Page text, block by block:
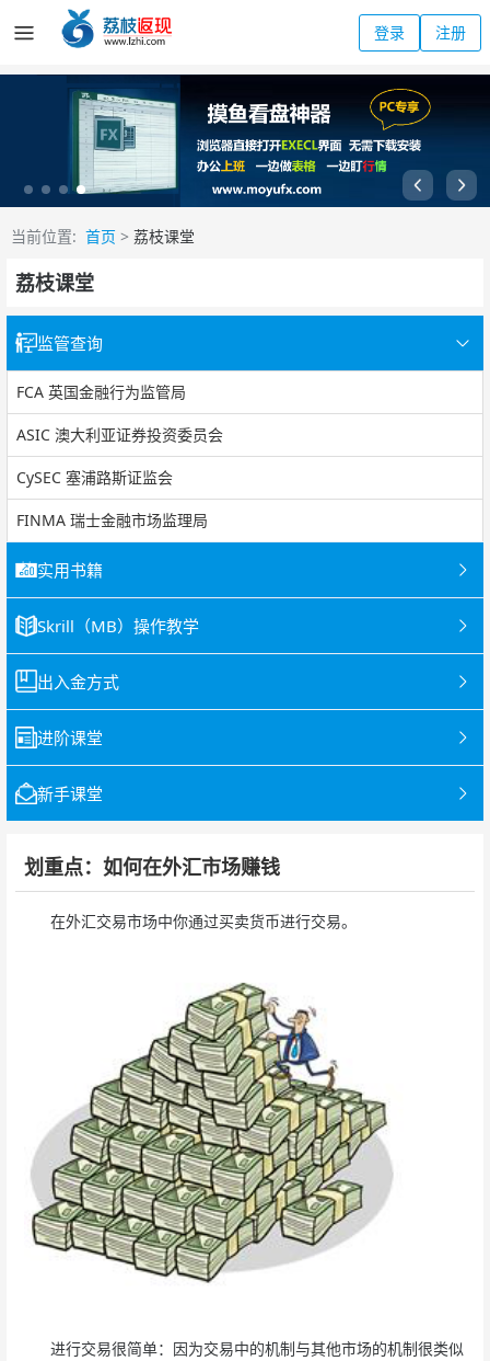
登录 注册
当前位置: 首页 > 荔枝课堂
荔枝课堂
监管查询
FCA 英国金融行为监管局
ASIC 澳大利亚证券投资委员会
CySEC 塞浦路斯证监会
FINMA 瑞士金融市场监理局
实用书籍
Skrill（MB）操作教学
出入金方式
进阶课堂
新手课堂
划重点：如何在外汇市场赚钱
在外汇交易市场中你通过买卖货币进行交易。
进行交易很简单：因为交易中的机制与其他市场的机制很类似